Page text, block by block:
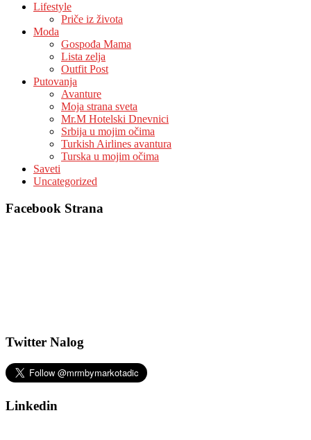
Lifestyle
Priče iz života
Moda
Gospođa Mama
Lista zelja
Outfit Post
Putovanja
Avanture
Moja strana sveta
Mr.M Hotelski Dnevnici
Srbija u mojim očima
Turkish Airlines avantura
Turska u mojim očima
Saveti
Uncategorized
Facebook Strana
Twitter Nalog
Linkedin